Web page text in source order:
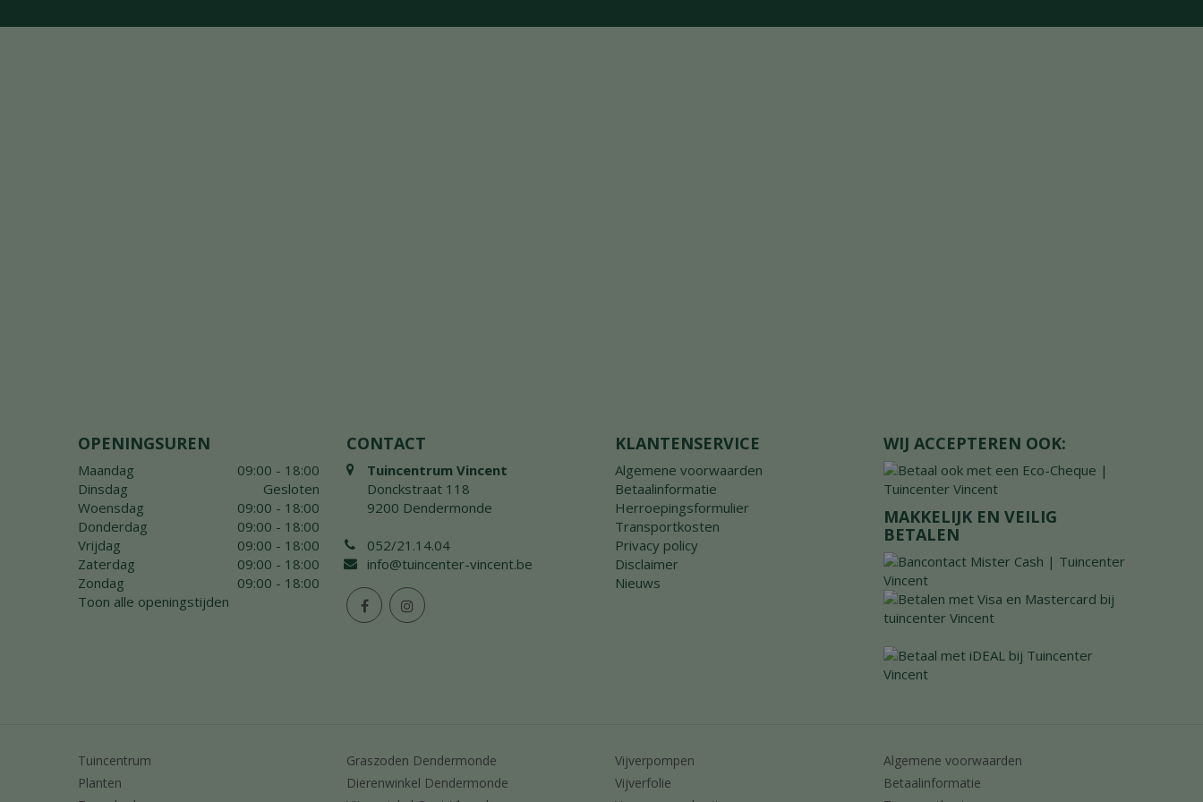
OPENINGSUREN
Maandag
09:00 - 18:00
Dinsdag
Gesloten
Woensdag
09:00 - 18:00
Donderdag
09:00 - 18:00
Vrijdag
09:00 - 18:00
Zaterdag
09:00 - 18:00
Zondag
09:00 - 18:00
Toon alle openingstijden
CONTACT
Tuincentrum Vincent
Donckstraat 118
9200 Dendermonde
052/21.14.04
info@tuincenter-vincent.be
KLANTENSERVICE
Algemene voorwaarden
Betaalinformatie
Herroepingsformulier
Transportkosten
Privacy policy
Disclaimer
Nieuws
WIJ ACCEPTEREN OOK:
MAKKELIJK EN VEILIG
BETALEN
Tuincentrum
Planten
Graszoden Dendermonde
Dierenwinkel Dendermonde
Vijverpompen
Vijverfolie
Algemene voorwaarden
Betaalinformatie